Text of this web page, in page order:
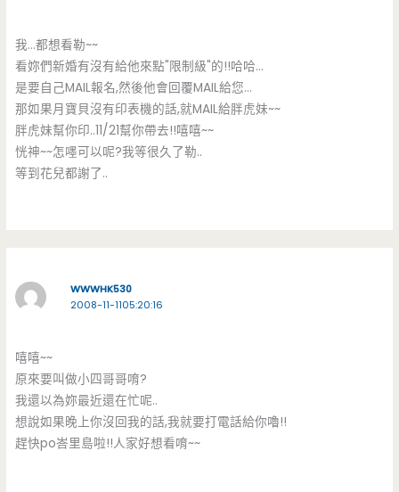
我…都想看勒~~
看妳們新婚有沒有給他來點"限制級"的!!哈哈…
是要自己MAIL報名,然後他會回覆MAIL給您…
那如果月寶貝沒有印表機的話,就MAIL給胖虎妹~~
胖虎妹幫你印..11/21幫你帶去!!嘻嘻~~
恍神~~怎嚜可以呢?我等很久了勒..
等到花兒都謝了..
WWWHK530
2008-11-1105:20:16
嘻嘻~~
原來要叫做小四哥哥唷?
我還以為妳最近還在忙呢..
想說如果晚上你沒回我的話,我就要打電話給你嚕!!
趕快po峇里島啦!!人家好想看唷~~